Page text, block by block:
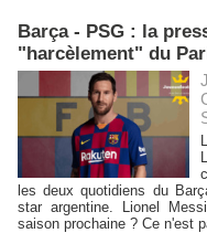
Barça - PSG : la
"harcèlement" du
les deux quotidiens du
star argentine. Lionel
saison prochaine ? Ce n'est